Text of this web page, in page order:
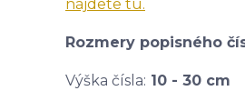
nájdete tu.
Rozmery popisného
Výška čísla: 10 - 30 cm